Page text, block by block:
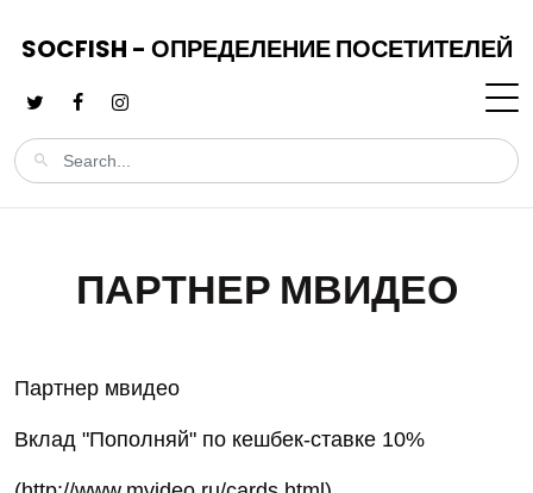
SOCFISH - ОПРЕДЕЛЕНИЕ ПОСЕТИТЕЛЕЙ
ПАРТНЕР МВИДЕО
Партнер мвидео
Вклад "Пополняй" по кешбек-ставке 10%